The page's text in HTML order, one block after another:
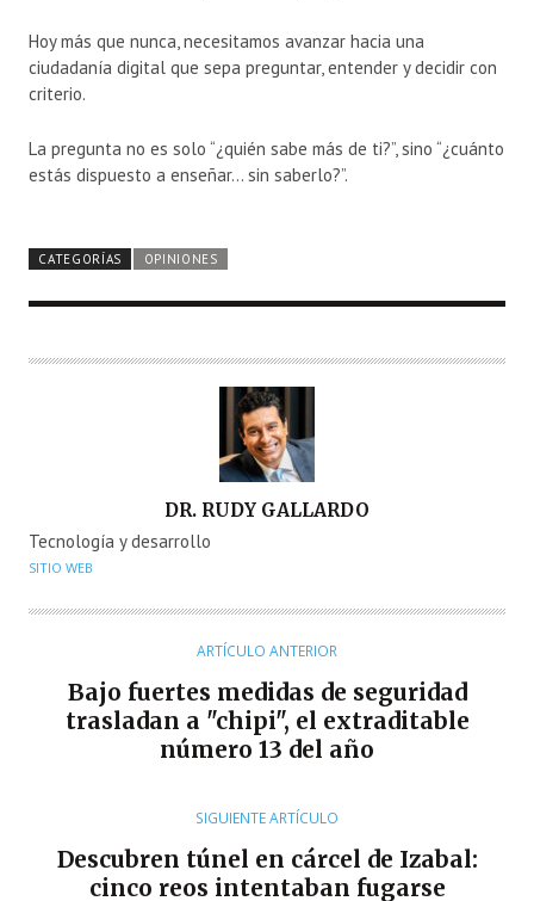
Hoy más que nunca, necesitamos avanzar hacia una
ciudadanía digital que sepa preguntar, entender y decidir con
criterio.
La pregunta no es solo “¿quién sabe más de ti?”, sino “¿cuánto
estás dispuesto a enseñar… sin saberlo?”.
CATEGORÍAS OPINIONES
U
T
R
DR. RUDY GALLARDO
Tecnología y desarrollo
SITIO WEB
ARTÍCULO ANTERIOR
Bajo fuertes medidas de seguridad
trasladan a "chipi", el extraditable
número 13 del año
SIGUIENTE ARTÍCULO
Descubren túnel en cárcel de Izabal:
cinco reos intentaban fugarse